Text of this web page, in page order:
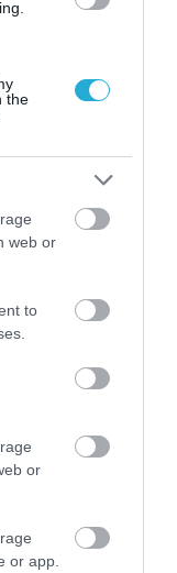
the
web or
to
or
or app.
θυμάται τους
ζητούν
μπλοκάρει τη
ευθύνες στη